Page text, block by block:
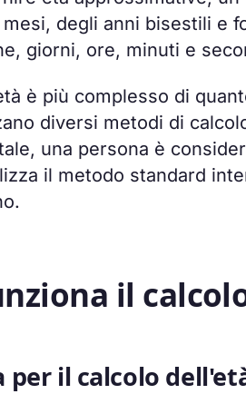
degli anni bisestili e
giorni, ore, minuti e
è più complesso di
diversi metodi di
una persona è
il metodo standard
il
per il calcolo